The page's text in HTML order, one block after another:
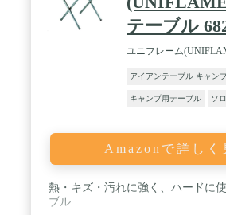
テーブル
ユニフレーム
アイアンテーブル キャン
キャンプ用テーブル ソ
Amazonで詳しく
熱・キズ・汚れに強く、ハードに
ブル